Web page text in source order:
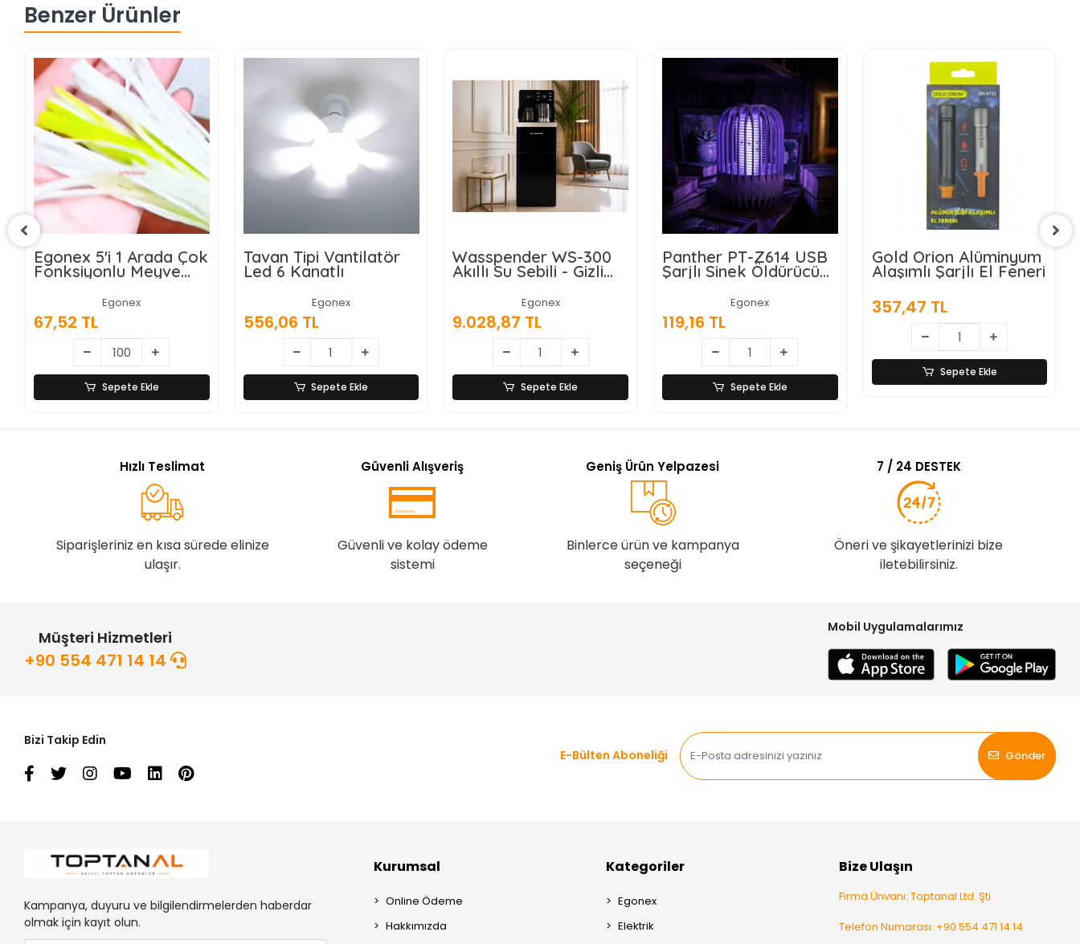
Benzer Ürünler
5'i 1 Arada Çok
Meyve
Soyacağı,
Dilimleyici ve
Açacağı – Ahşap
Paslanmaz Çelik
TL
Sepete Ekle
Tavan Tipi Vantilatör
Led 6 Kanatlı
556,06 TL
Sepete Ekle
Wasspender WS-300
Akıllı Su Sebili - Gizli
Dokunmatik Ekran
9.028,87 TL
Sepete Ekle
Panther PT-Z614 USB
Şarjlı Sinek Öldürücü
119,16 TL
Sepete Ekle
Gold Orion Alüminyum
Alaşımlı Şarjlı El Feneri
357,47 TL
Sepete Ekle
Rulosu
Hızlı Teslimat
Siparişleriniz en kısa sürede elinize
ulaşır.
Güvenli Alışveriş
Güvenli ve kolay ödeme
sistemi
Geniş Ürün Yelpazesi
Binlerce ürün ve kampanya
seçeneği
7 / 24 DESTEK
Öneri ve şikayetlerinizi bize
iletebilirsiniz.
Müşteri Hizmetleri
+90 554 471 14 14
Mobil Uygulamalarımız
Bizi Takip Edin
E-Bülten Aboneliği
Gönder
Kampanya, duyuru ve bilgilendirmelerden haberdar
olmak için kayıt olun.
Kurumsal
Online Ödeme
Hakkımızda
Kategoriler
Egonex
Elektrik
Bize Ulaşın
Firma Ünvanı: Toptanal Ltd. Şti.
Telefon Numarası: +90 554 471 14 14